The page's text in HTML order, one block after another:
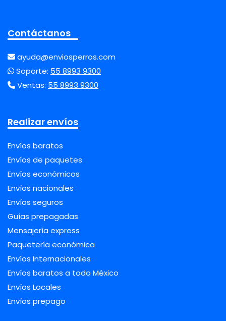
Contáctanos
ayuda@enviosperros.com
Soporte: 55 8993 9300
Ventas: 55 8993 9300
Realizar envíos
Envíos baratos
Envíos de paquetes
Envíos económicos
Envíos nacionales
Envíos seguros
Guías prepagadas
Mensajería express
Paquetería económica
Envíos Internacionales
Envíos baratos a todo México
Envíos Locales
Envíos prepago